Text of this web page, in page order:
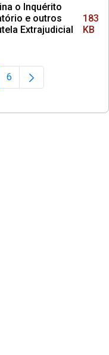
o Inquérito
e outros
Extrajudicial
183
KB
Usar ABA para
Página
6